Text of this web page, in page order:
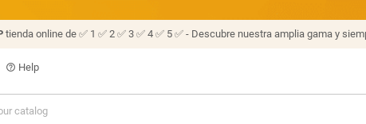
tienda online de ✅ 1 ✅ 2 ✅ 3 ✅ 4 ✅ 5 ✅ - Descubre nuestra amplia gama y
help_outline Help